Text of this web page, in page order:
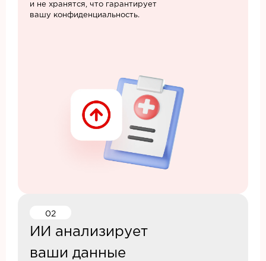
и не хранятся, что гарантирует
вашу конфиденциальность.
02
ИИ анализирует
ваши данные